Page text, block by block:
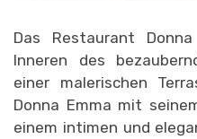
Das Restaurant
Inneren des
einer malerischen
Donna Emma mit
einem intimen und